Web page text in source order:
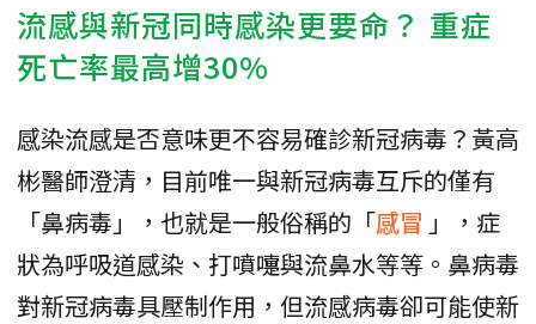
流感與新冠同時感染更要命？ 重症
死亡率最高增30%
感染流感是否意味更不容易確診新冠病毒？黃高
彬醫師澄清，目前唯一與新冠病毒互斥的僅有
「鼻病毒」，也就是一般俗稱的「感冒 」，症
狀為呼吸道感染、打噴嚏與流鼻水等等。鼻病毒
對新冠病毒具壓制作用，但流感病毒卻可能使新